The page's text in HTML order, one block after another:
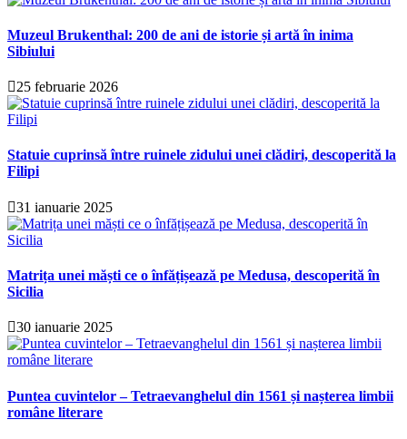
Muzeul Brukenthal: 200 de ani de istorie și artă în inima
Sibiului
25 februarie 2026
Statuie cuprinsă între ruinele zidului unei clădiri, descoperită la
Filipi
31 ianuarie 2025
Matrița unei măști ce o înfățișează pe Medusa, descoperită în
Sicilia
30 ianuarie 2025
Puntea cuvintelor – Tetraevanghelul din 1561 și nașterea limbii
române literare